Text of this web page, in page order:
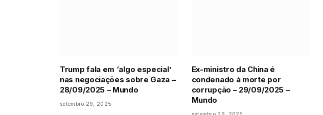
Trump fala em ‘algo especial’
nas negociações sobre Gaza –
28/09/2025 – Mundo
setembro 29, 2025
Ex-ministro da China é
condenado à morte por
corrupção – 29/09/2025 –
Mundo